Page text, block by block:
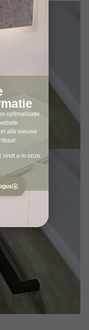
optimalisatie
alle nieuwe
vindt u in onze